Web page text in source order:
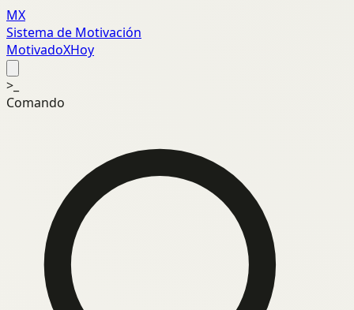
MX
Sistema de Motivación
MotivadoXHoy
>_
Comando